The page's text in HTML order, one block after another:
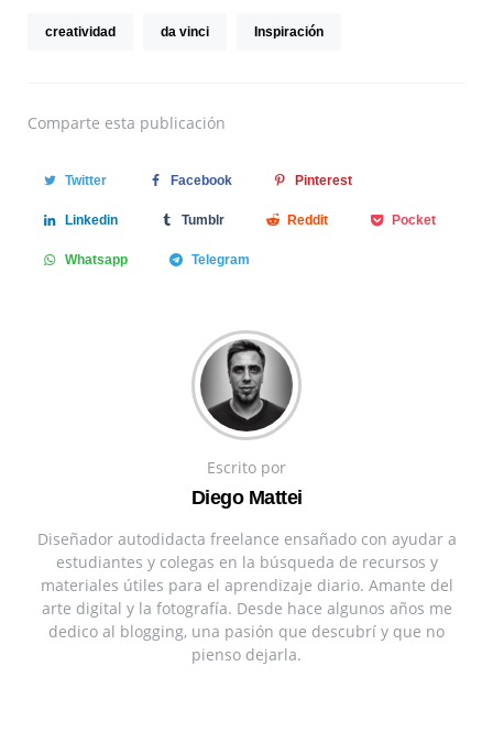
creatividad da vinci Inspiración
Comparte esta publicación
Twitter Facebook Pinterest
Linkedin Tumblr Reddit Pocket
Whatsapp Telegram
Escrito por
Diego Mattei
Diseñador autodidacta freelance ensañado con ayudar a
estudiantes y colegas en la búsqueda de recursos y
materiales útiles para el aprendizaje diario. Amante del
arte digital y la fotografía. Desde hace algunos años me
dedico al blogging, una pasión que descubrí y que no
pienso dejarla.